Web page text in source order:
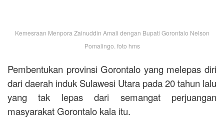
Kemesraan Menpora Zainuddin Amali dengan Bupati Gorontalo Nelson
Pomalingo. foto hms
Pembentukan provinsi Gorontalo yang melepas diri
dari daerah induk Sulawesi Utara pada 20 tahun lalu
yang tak lepas dari semangat perjuangan
masyarakat Gorontalo kala itu.